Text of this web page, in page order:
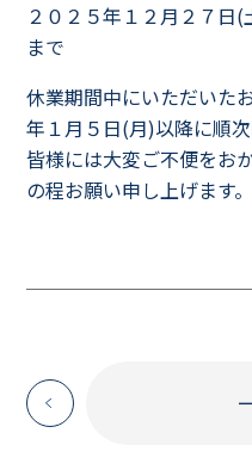
２０２５年１２月２７日
まで
休業期間中にいただいた
年１月５日(月)以降に順
皆様には大変ご不便をお
の程お願い申し上げます。